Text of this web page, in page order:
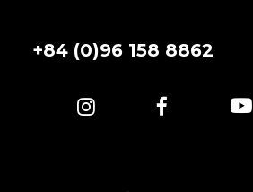
+84 (0)96 158 8862